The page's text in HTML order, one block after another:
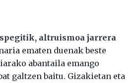
altruismoa jarrera
ematen duenak beste
abantaila emango
galtzen baitu. Gizakietan eta